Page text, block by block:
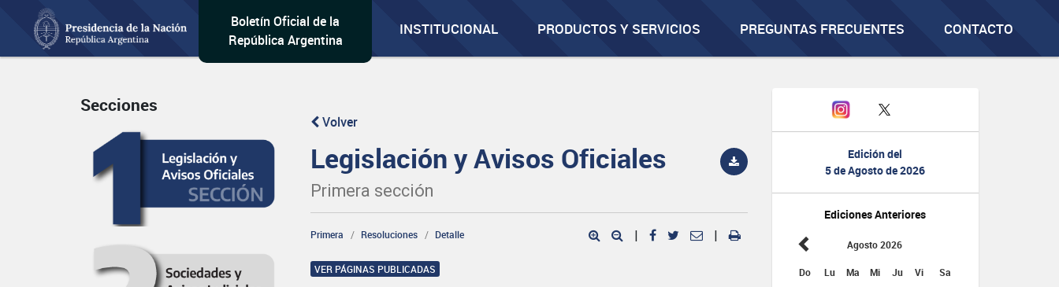
Boletín Oficial de la
República Argentina
INSTITUCIONAL PRODUCTOS Y SERVICIOS PREGUNTAS FRECUENTES CONTACTO
Edición del
5 de Agosto de 2026
Ediciones Anteriores
Agosto 2026
Do Lu Ma Mi Ju Vi Sa
Secciones
Volver
Legislación y Avisos Oficiales
Primera sección
Primera Resoluciones Detalle | |
VER PÁGINAS PUBLICADAS